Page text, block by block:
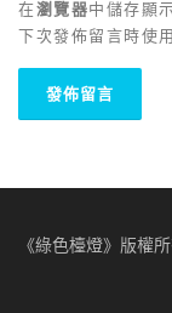
在瀏覽器中儲存顯
下次發佈留言時使
《綠色檯燈》版權